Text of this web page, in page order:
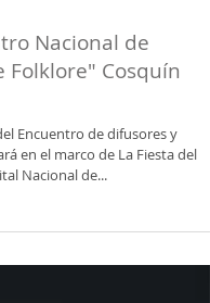
Nacional de
Folklore" Cosquín
Nacional de...